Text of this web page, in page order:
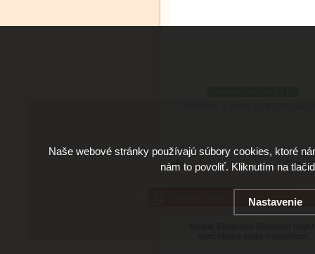
Cena:
Naše webové stránky používajú súbory cookies, ktoré
nám to povoliť. Kliknutím na
Nastavenie